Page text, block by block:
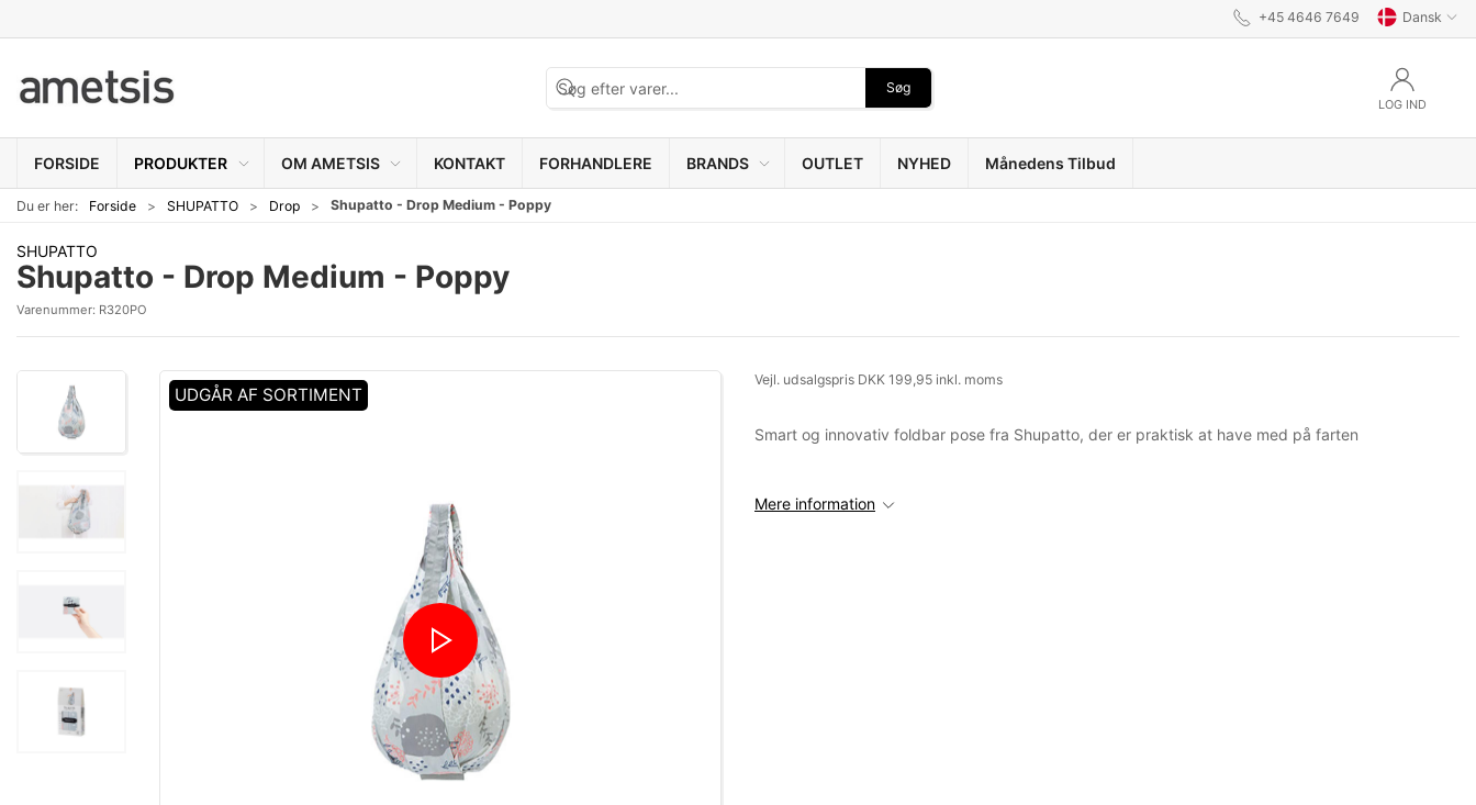
+45 4646 7649 Dansk
Søg
LOG IND
FORSIDE PRODUKTER OM AMETSIS KONTAKT FORHANDLERE BRANDS OUTLET NYHED Månedens Tilbud
Du er her: Forside SHUPATTO Drop Shupatto - Drop Medium - Poppy
SHUPATTO
Shupatto - Drop Medium - Poppy
Varenummer: R320PO
UDGÅR AF SORTIMENT
Vejl. udsalgspris DKK 199,95 inkl. moms
Smart og innovativ foldbar pose fra Shupatto, der er praktisk at have med på farten
Mere information